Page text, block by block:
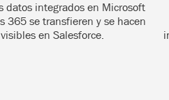
datos integrados en Microsoft
365 se transfieren y se hacen
visibles en Salesforce.